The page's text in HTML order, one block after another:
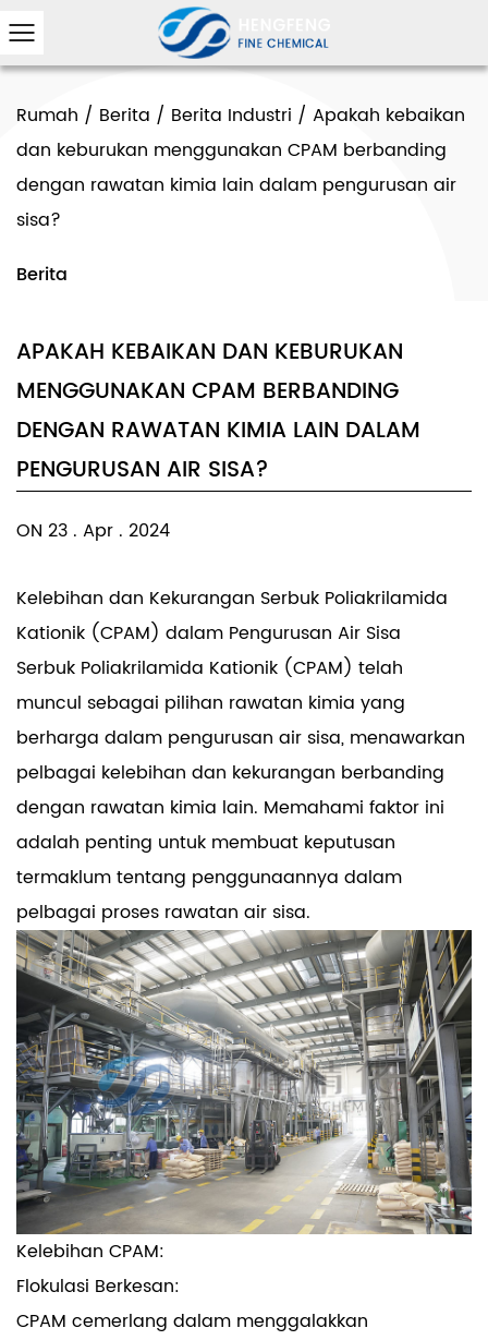
Rumah / Berita / Berita Industri / Apakah kebaikan
dan keburukan menggunakan CPAM berbanding
dengan rawatan kimia lain dalam pengurusan air
sisa?
Berita
APAKAH KEBAIKAN DAN KEBURUKAN
MENGGUNAKAN CPAM BERBANDING
DENGAN RAWATAN KIMIA LAIN DALAM
PENGURUSAN AIR SISA?
ON 23 . Apr . 2024
Kelebihan dan Kekurangan Serbuk Poliakrilamida
Kationik (CPAM) dalam Pengurusan Air Sisa
Serbuk Poliakrilamida Kationik (CPAM) telah
muncul sebagai pilihan rawatan kimia yang
berharga dalam pengurusan air sisa, menawarkan
pelbagai kelebihan dan kekurangan berbanding
dengan rawatan kimia lain. Memahami faktor ini
adalah penting untuk membuat keputusan
termaklum tentang penggunaannya dalam
pelbagai proses rawatan air sisa.
Kelebihan CPAM:
Flokulasi Berkesan:
CPAM cemerlang dalam menggalakkan